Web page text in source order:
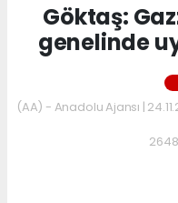
Göktaş:
genelinde
(AA) - Anadolu Ajansı |